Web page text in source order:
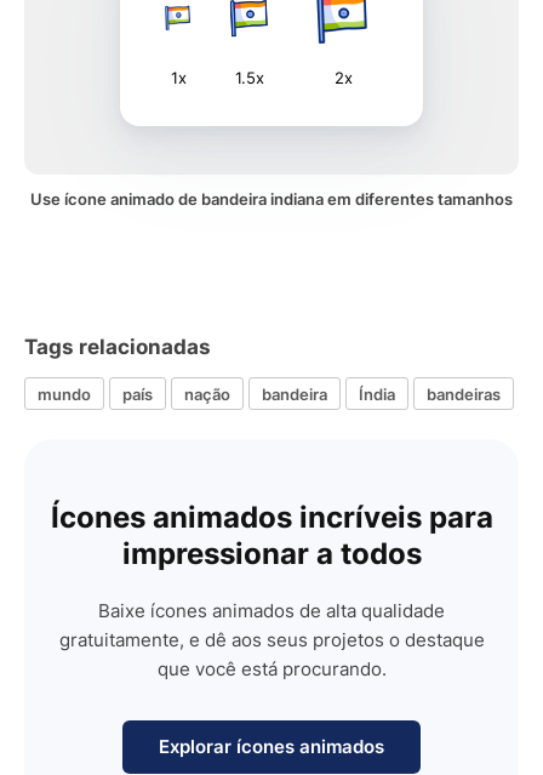
1x 1.5x 2x
Use ícone animado de bandeira indiana em diferentes tamanhos
Tags relacionadas
mundo país nação bandeira Índia bandeiras
Ícones animados incríveis para
impressionar a todos
Baixe ícones animados de alta qualidade
gratuitamente, e dê aos seus projetos o destaque
que você está procurando.
Explorar ícones animados